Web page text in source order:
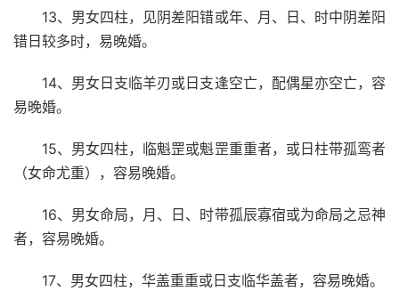
13、男女四柱，见阴差阳错或年、月、日、时中阴差阳
错日较多时，易晚婚。
14、男女日支临羊刃或日支逢空亡，配偶星亦空亡，容
易晚婚。
15、男女四柱，临魁罡或魁罡重重者，或日柱带孤鸾者
（女命尤重），容易晚婚。
16、男女命局，月、日、时带孤辰寡宿或为命局之忌神
者，容易晚婚。
17、男女四柱，华盖重重或日支临华盖者，容易晚婚。